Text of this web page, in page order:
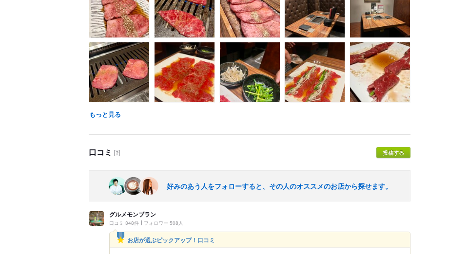
もっと見る
口コミ ？ 投稿する
好みのあう人をフォローすると、その人のオススメのお店から探せます。
グルメモンブラン
口コミ 348件 フォロワー 508人
お店が選ぶピックアップ！口コミ